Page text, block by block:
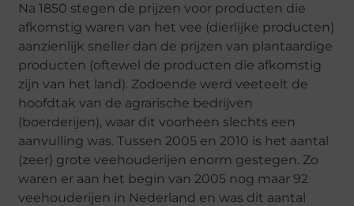
Na 1850 stegen de prijzen voor producten die
afkomstig waren van het vee (dierlijke producten)
aanzienlijk sneller dan de prijzen van plantaardige
producten (oftewel de producten die afkomstig
zijn van het land). Zodoende werd veeteelt de
hoofdtak van de agrarische bedrijven
(boerderijen), waar dit voorheen slechts een
aanvulling was. Tussen 2005 en 2010 is het aantal
(zeer) grote veehouderijen enorm gestegen. Zo
waren er aan het begin van 2005 nog maar 92
veehouderijen in Nederland en was dit aantal